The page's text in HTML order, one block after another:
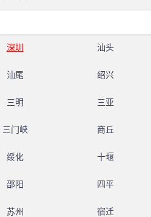
深圳 汕头
汕尾 绍兴
三明 三亚
三门峡 商丘
绥化 十堰
邵阳 四平
苏州 宿迁